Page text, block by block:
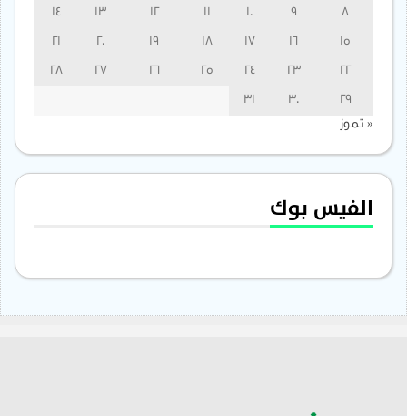
13
14
15
16
17
18
19
20
21
22
23
24
25
26
27
28
29
30
31
« تموز
الفيس بوك